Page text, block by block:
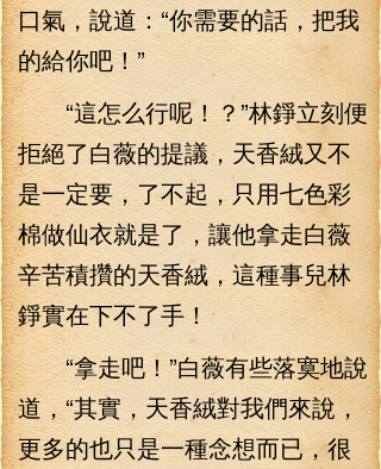
口氣，說道：“你需要的話，把我
的給你吧！”
“這怎么行呢！？”林錚立刻便
拒絕了白薇的提議，天香絨又不
是一定要，了不起，只用七色彩
棉做仙衣就是了，讓他拿走白薇
辛苦積攢的天香絨，這種事兒林
錚實在下不了手！
“拿走吧！”白薇有些落寞地說
道，“其實，天香絨對我們來說，
更多的也只是一種念想而已，很